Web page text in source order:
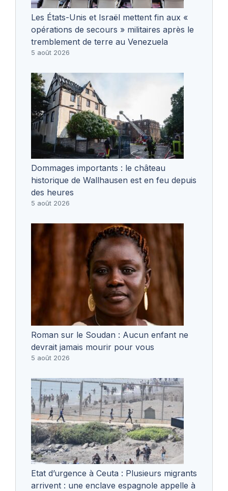
Les États-Unis et Israël mettent fin aux «
opérations de secours » militaires après le
tremblement de terre au Venezuela
5 août 2026
Dommages importants : le château
historique de Wallhausen est en feu depuis
des heures
5 août 2026
Roman sur le Soudan : Aucun enfant ne
devrait jamais mourir pour vous
5 août 2026
Etat d’urgence à Ceuta : Plusieurs migrants
arrivent : une enclave espagnole appelle à